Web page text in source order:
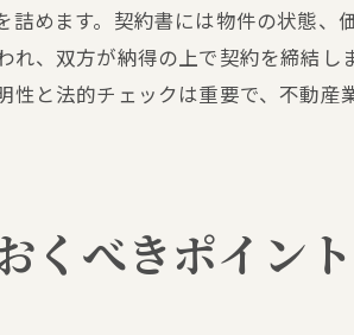
方
めます。契約書には物件の状態、価
、双方が納得の上で契約を締結しま
性と法的チェックは重要で、不動産
くべきポイント